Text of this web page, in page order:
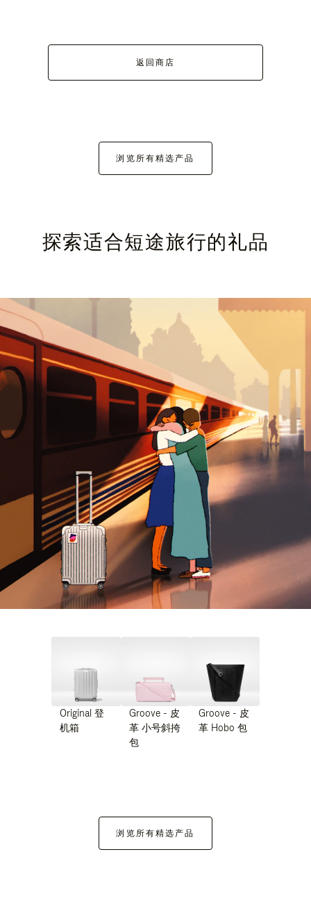
返回商店
浏览所有精选产品
探索适合短途旅行的礼品
Original 登
机箱
Groove - 皮
革 小号斜挎
包
Groove - 皮
革 Hobo 包
浏览所有精选产品